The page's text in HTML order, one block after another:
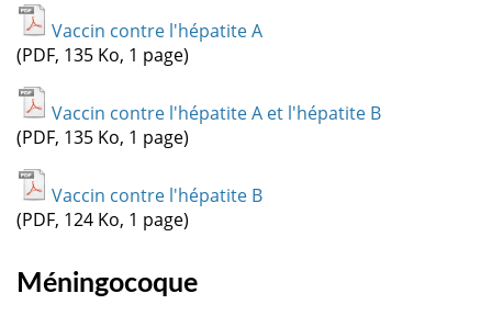
Vaccin contre l'hépatite A
(PDF, 135 Ko, 1 page)
Vaccin contre l'hépatite A et l'hépatite B
(PDF, 135 Ko, 1 page)
Vaccin contre l'hépatite B
(PDF, 124 Ko, 1 page)
Méningocoque